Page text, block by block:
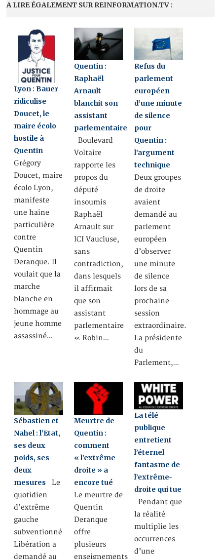
A LIRE ÉGALEMENT SUR REINFORMATION.TV :
Lyon : Bauer
ridiculise
Doucet, le
maire écolo
hostile à
Quentin
Grégory
Doucet, maire
écolo Lyon,
manifeste
une haine
particulière
contre
Quentin
Deranque. Il
voulait que la
marche
blanche en
hommage au
jeune homme
assassiné…
Quentin :
Raphaël
Arnault
blanchit son
assistant
parlementaire
Boulevard
Voltaire
rapporte les
propos du
député
insoumis
Raphaël
Arnault sur
ICI Vaucluse,
sans
contradiction,
dans lesquels
il affirmait
que son
assistant
parlementaire
« Robin…
Refus du
parlement
européen
d’une minute
de silence
pour
Quentin :
l’argument
technique
Deux groupes
de droite
avaient
demandé au
parlement
européen
d’observer
une minute
de silence
lors de sa
prochaine
session
extraordinaire.
La présidente
du
Parlement,…
Sébastien et
Nahel : l’Etat,
ses deux
poids, ses
deux
mesures Le
quotidien
d’extrême
gauche
subventionné
Libération a
demandé au
Meurtre de
Quentin :
comment
« l’extrême-
droite » a
encore tué
Le meurtre de
Quentin
Deranque
offre
plusieurs
enseignements
La télé
publique
entretient
l’éternel
fantasme de
l’extrême-
droite qui tue
Pendant que
la réalité
multiplie les
occurrences
d’une